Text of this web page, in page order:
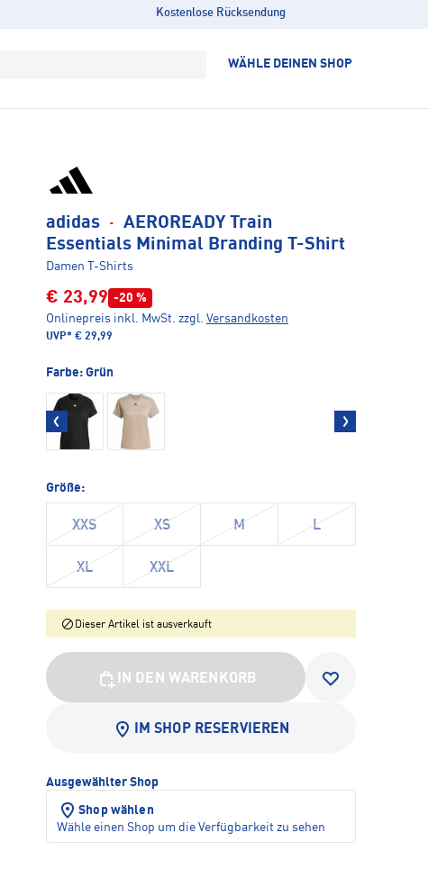
Kostenlose Rücksendung
WÄHLE DEINEN SHOP
adidas · AEROREADY Train
Essentials Minimal Branding T-Shirt
Damen T-Shirts
€ 23,99 -20 %
Onlinepreis inkl. MwSt. zzgl. Versandkosten
UVP* € 29,99
Farbe: Grün
Größe:
XXS XS M L
XL XXL
Dieser Artikel ist ausverkauft
IN DEN WARENKORB
IM SHOP RESERVIEREN
Ausgewählter Shop
Shop wählen
Wähle einen Shop um die Verfügbarkeit zu sehen